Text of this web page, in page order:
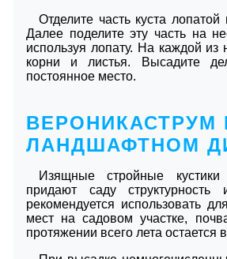
Отделите часть куста
Далее поделите эту часть на
используя лопату. На каждой
корни и листья. Высадите
постоянное место.
ВЕРОНИКАСТРУМ
ЛАНДШАФТНОМ
Изящные стройные кустики
придают саду структурность
рекомендуется использовать
мест на садовом участке,
протяжении всего лета остается